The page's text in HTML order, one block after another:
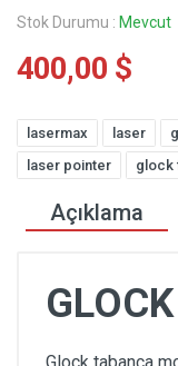
Stok Durumu : Mevcut
400,00 $
lasermax laser
laser pointer
glock
Açıklama